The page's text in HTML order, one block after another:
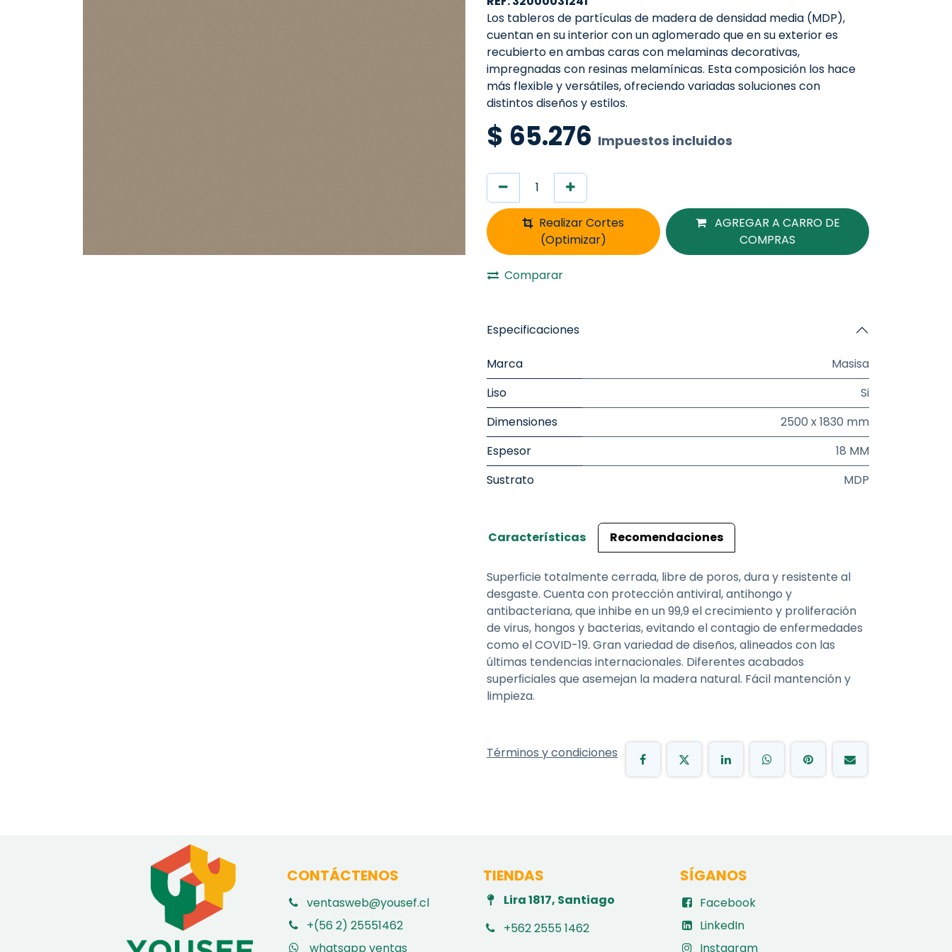
Los tableros de partículas de madera de densidad media (MDP),
cuentan en su interior con un aglomerado que en su exterior es
recubierto en ambas caras con melaminas decorativas,
impregnadas con resinas melamínicas. Esta composición los hace
más flexible y versátiles, ofreciendo variadas soluciones con
distintos diseños y estilos.
$ 65.276 Impuestos incluidos
Realizar Cortes
(Optimizar)
AGREGAR A CARRO DE
COMPRAS
Comparar
Especificaciones
Marca
Masisa
Liso
Si
Dimensiones
2500 x 1830 mm
Espesor
18 MM
Sustrato
MDP
Características Recomendaciones
Superﬁcie totalmente cerrada, libre de poros, dura y resistente al
desgaste. Cuenta con protección antiviral, antihongo y
antibacteriana, que inhibe en un 99,9 el crecimiento y proliferación
de virus, hongos y bacterias, evitando el contagio de enfermedades
como el COVID-19. Gran variedad de diseños, alineados con las
últimas tendencias internacionales. Diferentes acabados
superﬁciales que asemejan la madera natural. Fácil mantención y
limpieza.
Términos y condiciones
CONTÁCTENOS
ventasweb@yousef.cl
+(56 2) 25551462
whatsapp ventas
TIENDAS
Lira 1817, Santiago
+562 2555 1462
SÍGANOS
Facebook
LinkedIn
Instagram